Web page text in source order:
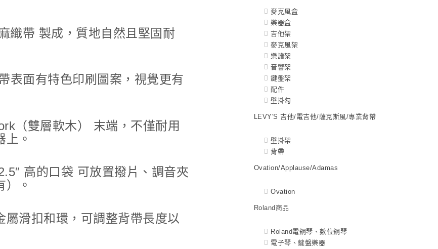
織帶 製成，質地自然且堅固耐
表面有特色印刷圖案，視覺更有
（雙層軟木） 末端，不僅耐用
。
高的口袋 可放置撥片、調音夾
。
屬滑扣和環，可調整背帶長度以
麥克風盒
樂器盒
吉他架
麥克風架
樂譜架
音響架
鍵盤架
配件
壁掛勾
LEVY'S 吉他/電吉他/薩克斯風/專業背帶
壁掛架
背帶
Ovation/Applause/Adamas
Ovation
Roland商品
Roland電鋼琴、數位鋼琴
電子琴、鍵盤樂器